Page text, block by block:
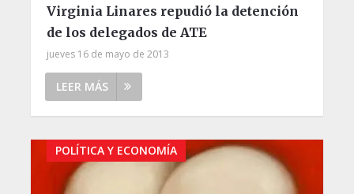
Virginia Linares repudió la detención
de los delegados de ATE
jueves 16 de mayo de 2013
LEER MÁS
POLÍTICA Y ECONOMÍA